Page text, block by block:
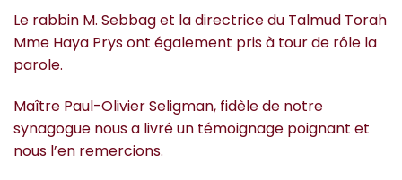
Le rabbin M. Sebbag et la directrice du Talmud Torah
Mme Haya Prys ont également pris à tour de rôle la
parole.
Maître Paul-Olivier Seligman, fidèle de notre
synagogue nous a livré un témoignage poignant et
nous l’en remercions.